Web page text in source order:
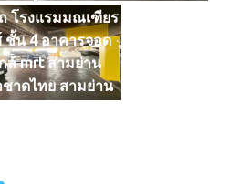
มิตรทาวน์
โรงแรมมณเฑียร
ชั้น 4 อาคารจอด
ล้ mrt สามย่าน
าดไทย สามย่าน